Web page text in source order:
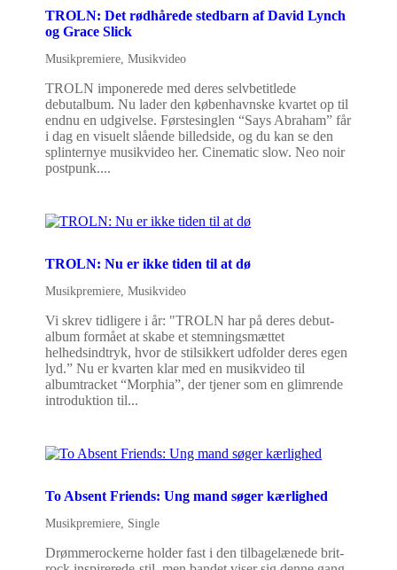
TROLN: Det rødhårede stedbarn af David Lynch
og Grace Slick
Musikpremiere ,Musikvideo
TROLN imponerede med deres selvbetitlede
debutalbum. Nu lader den københavnske kvartet op til
endnu en udgivelse. Førstesinglen “Says Abraham” får
i dag en visuelt slående billedside, og du kan se den
splinternye musikvideo her. Cinematic slow. Neo noir
postpunk....
TROLN: Nu er ikke tiden til at dø
Musikpremiere ,Musikvideo
Vi skrev tidligere i år: "TROLN har på deres debut-
album formået at skabe et stemningsmættet
helhedsindtryk, hvor de stilsikkert udfolder deres egen
lyd.” Nu er kvarten klar med en musikvideo til
albumtracket “Morphia”, der tjener som en glimrende
introduktion til...
To Absent Friends: Ung mand søger kærlighed
Musikpremiere Single
Drømmerockerne holder fast i den tilbagelænede brit-